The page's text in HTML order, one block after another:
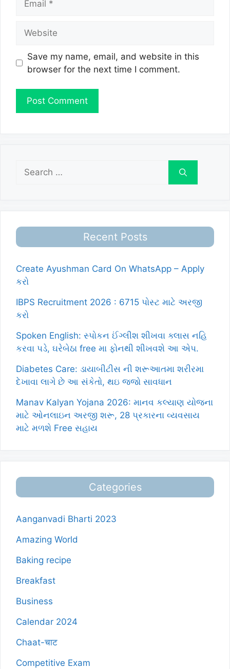
Save my name, email, and website in this
browser for the next time I comment.
Search
for:
Recent Posts
Create Ayushman Card On WhatsApp – Apply
કરો
IBPS Recruitment 2026 : 6715 પોસ્ટ માટે અરજી
કરો
Spoken English: સ્પોકન ઈંગ્લીશ શીખવા ક્લાસ નહિ
કરવા પડે, ઘરેબેઠા free મા ફોનથી શીખવશે આ એપ.
Diabetes Care: ડાયાબીટીસ ની શરૂઆતમા શરીરમા
દેખાવા લાગે છે આ સંકેતો, થઇ જજો સાવધાન
Manav Kalyan Yojana 2026: માનવ કલ્યાણ યોજના
માટે ઓનલાઇન અરજી શરૂ, 28 પ્રકારના વ્યવસાય
માટે મળશે Free સહાય
Categories
Aanganvadi Bharti 2023
Amazing World
Baking recipe
Breakfast
Business
Calendar 2024
Chaat-चाट
Competitive Exam